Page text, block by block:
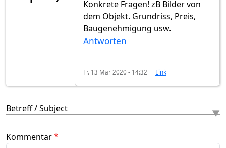
Konkrete Fragen! zB Bilder von
dem Objekt. Grundriss, Preis,
Baugenehmigung usw.
Antworten
Fr. 13 Mär 2020 - 14:32 Link
Betreff / Subject
Kommentar